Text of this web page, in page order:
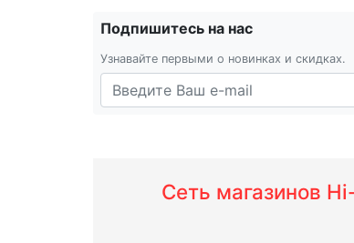
Подпишитесь на нас
Узнавайте первыми о новинках и скидках.
Сеть магазинов